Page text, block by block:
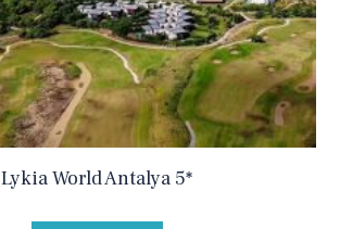
Lykia World Antalya 5*